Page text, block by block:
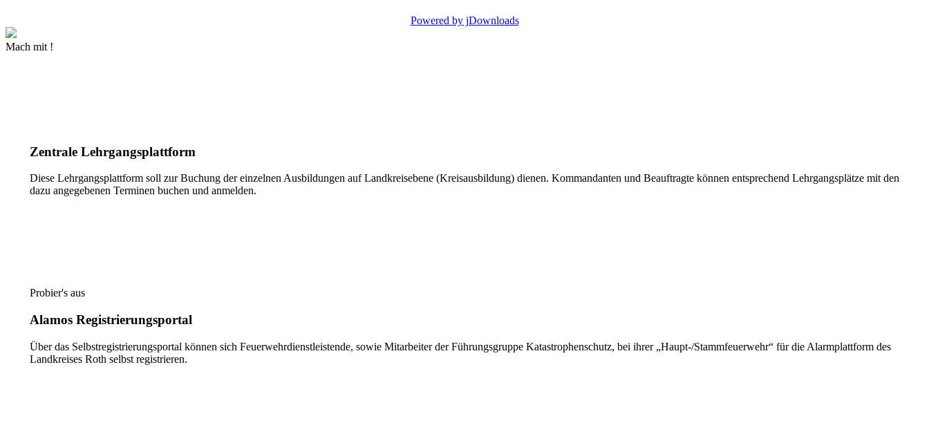
Powered by jDownloads
Mach mit !
Zentrale Lehrgangsplattform
Diese Lehrgangsplattform soll zur Buchung der einzelnen Ausbildungen auf Landkreisebene (Kreisausbildung) dienen. Kommandanten und Beauftragte können entsprechend Lehrgangsplätze mit den
dazu angegebenen Terminen buchen und anmelden.
Probier's aus
Alamos Registrierungsportal
Über das Selbstregistrierungsportal können sich Feuerwehrdienstleistende, sowie Mitarbeiter der Führungsgruppe Katastrophenschutz, bei ihrer „Haupt-/Stammfeuerwehr“ für die Alarmplattform des
Landkreises Roth selbst registrieren.